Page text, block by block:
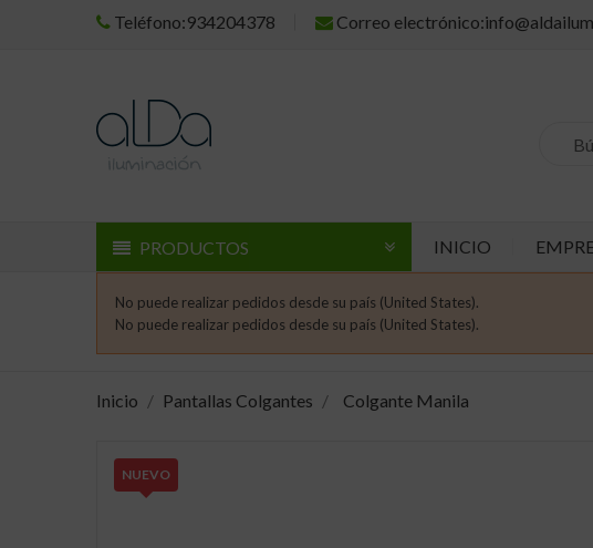
Teléfono:934204378 Correo
PRODUCTOS INICIO
No puede realizar pedidos desde su país (United States).
No puede realizar pedidos desde su país (United States).
Inicio Pantallas Colgantes Colgante Manila
NUEVO